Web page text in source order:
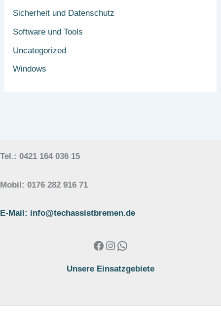
Sicherheit und Datenschutz
Software und Tools
Uncategorized
Windows
Tel.: 0421 164 036 15
Mobil: 0176 282 916 71
E-Mail: info@techassistbremen.de
Facebook
Instagram
WhatsApp
Unsere Einsatzgebiete